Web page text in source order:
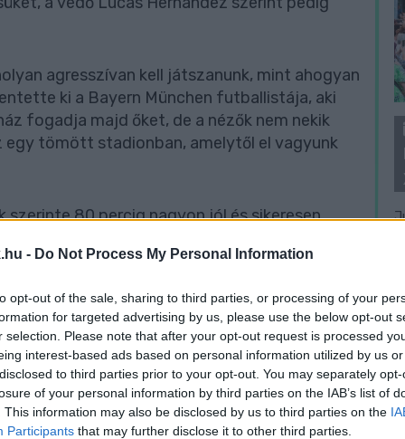
- Do Not Process My Personal Information
opt-out of the sale, sharing to third parties, or processing of your
for targeted advertising by us, please use the below opt-out
selection. Please note that after your opt-out request is processed
interest-based ads based on personal information utilized by us
to third parties prior to your opt-out. You may separately
of your personal information by third parties on the IAB’s list of
This information may also be disclosed by us to third parties on the
Participants that may further disclose it to other third parties.
agresszívan kell játszanunk, mint ahogyan
ki a Bayern München futballistája, aki
fogadja majd őket, de a nézők nem nekik
egy tömött stadionban, amelytől el vagyunk
80 percig nagyon jól és sikeresen
portugálok föléjük kerekedjenek.
hagynak területet, ezért kifejezetten
válogatott játékos.
valóban nagyszerű teljesítmény nyújtott a
Cristiano Ronaldóval felálló
három gólt kapott, így a bravúros kezdés
legerősebb együttese, ezért a magyaroknak